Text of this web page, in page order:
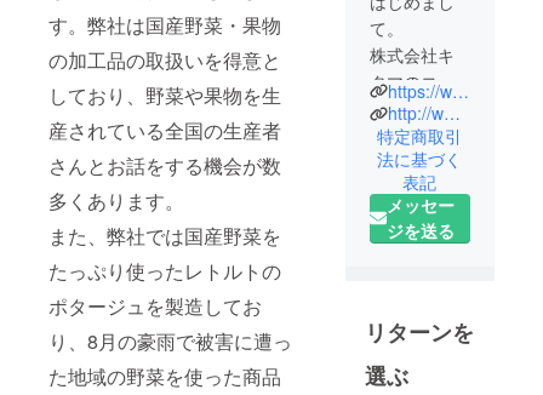
す。弊社は国産野菜・果物
の加工品の取扱いを得意と
しており、野菜や果物を生
産されている全国の生産者
さんとお話をする機会が数
多くあります。
また、弊社では国産野菜を
たっぷり使ったレトルトの
ポタージュを製造してお
り、8月の豪雨で被害に遭っ
た地域の野菜を使った商品
て。
株式会社キ
タマのコン
ツェルトハ
ウス事業部
で営業と商
品企画を担
当しており
ます吉田と
願い致しま
す。
CAMPFIRE
https://www.konzerthaus.jp/
http://www.kitama.co.jp/
特定商取引
法に基づく
表記
メッセー
ジを送る
リターンを
選ぶ